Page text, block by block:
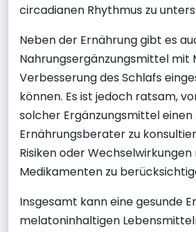
circadianen Rhythmus zu
Neben der Ernährung gibt es
Nahrungsergänzungsmittel mit
Verbesserung des Schlafs
können. Es ist jedoch ratsam,
solcher Ergänzungsmittel
Ernährungsberater zu
Risiken oder
Medikamenten zu
Insgesamt kann eine gesunde
melatoninhaltigen